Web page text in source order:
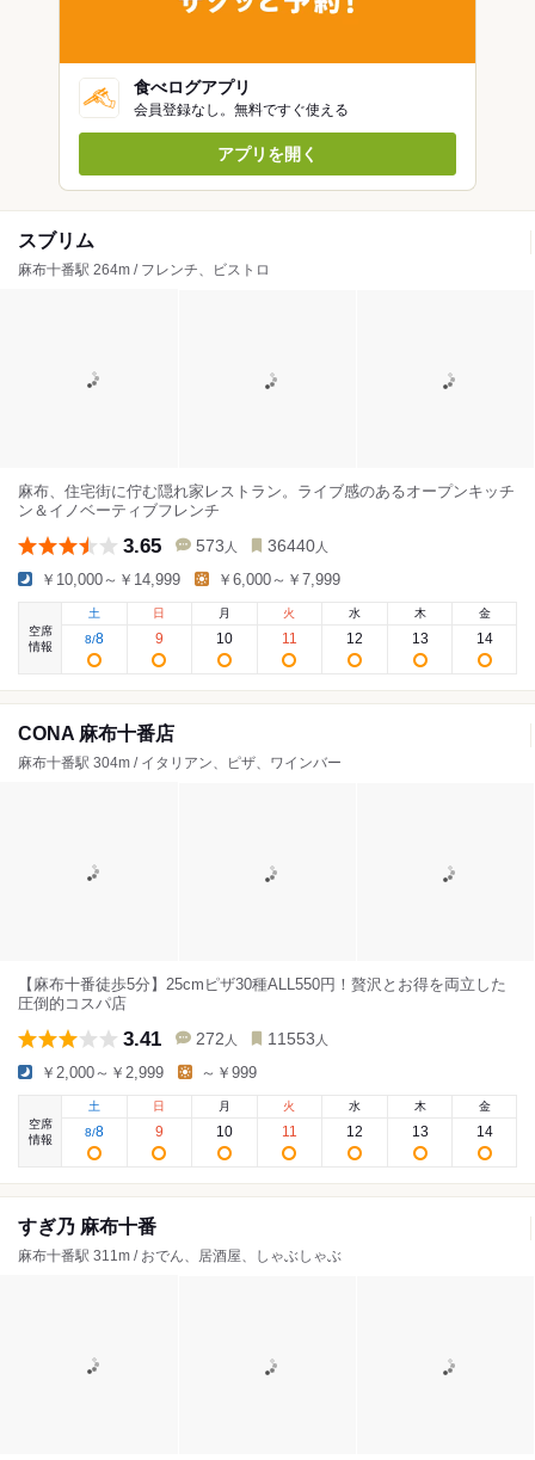
食べログアプリ
会員登録なし。無料ですぐ使える
アプリを開く
スブリム
麻布十番駅 264m / フレンチ、ビストロ
麻布、住宅街に佇む隠れ家レストラン。ライブ感のあるオープンキッチ
ン＆イノベーティブフレンチ
3.65 573 人 36440 人
￥10,000～￥14,999 ￥6,000～￥7,999
空席
情報
土
8/8
日
9
月
10
火
11
水
12
木
13
金
14
CONA 麻布十番店
麻布十番駅 304m / イタリアン、ピザ、ワインバー
【麻布十番徒歩5分】25cmピザ30種ALL550円！贅沢とお得を両立した
圧倒的コスパ店
3.41 272 人 11553 人
￥2,000～￥2,999 ～￥999
空席
情報
土
8/8
日
9
月
10
火
11
水
12
木
13
金
14
すぎ乃 麻布十番
麻布十番駅 311m / おでん、居酒屋、しゃぶしゃぶ